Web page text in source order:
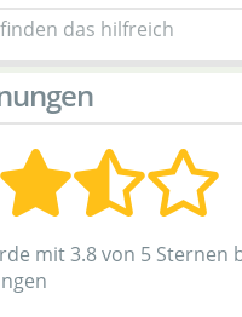
das hilfreich
mit 3.8 von 5 Sternen